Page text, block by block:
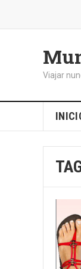
Viajar